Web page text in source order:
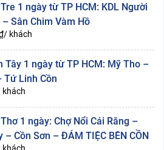
1 ngày từ TP HCM: KDL Người
Sân Chim Vàm Hồ
khách
Tây 1 ngày từ TP HCM: Mỹ Tho –
Tứ Linh Cồn
khách
1 ngày: Chợ Nổi Cái Răng –
– Cồn Sơn – ĐÁM TIỆC BÊN CỒN
khách